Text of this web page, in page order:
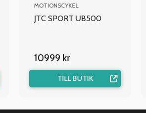
MOTIONSCYKEL
JTC SPORT UB500
10999 kr
TILL BUTIK